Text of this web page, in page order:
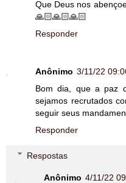
Que Deus nos
🙏🏻🙏🏻🙏🏻
Responder
Anônimo 3/11/22
Bom dia, que a paz
sejamos recrutados
seguir seus
Responder
Respostas
Anônimo 4/11/22